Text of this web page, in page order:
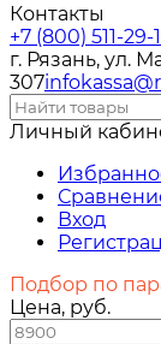
Контакты
+7 (800) 511-29-
г. Рязань, ул.
307
Личный
Вход
Подбор по
Цена, руб.